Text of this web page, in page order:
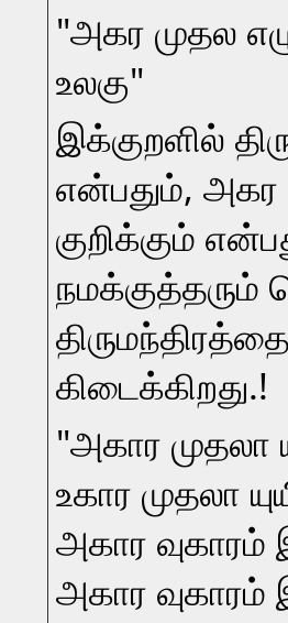
"அகர முதல
உலகு"
இக்குறளில்
என்பதும்,
குறிக்கும்
நமக்குத்தரும்
கிடைக்கிறது.!
"அகார முதலா
உகார முதலா
அகார வுகாரம்
அகார